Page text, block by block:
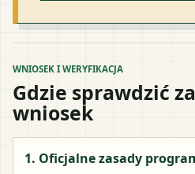
WNIOSEK I WERYFIKACJA
Gdzie sprawdzić
wniosek
1. Oficjalne zasady